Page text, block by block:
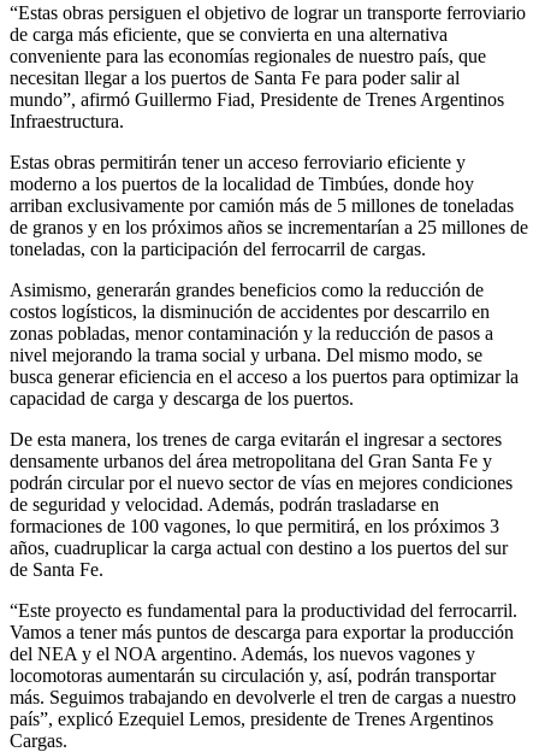
“Estas obras persiguen el objetivo de lograr un transporte ferroviario
de carga más eficiente, que se convierta en una alternativa
conveniente para las economías regionales de nuestro país, que
necesitan llegar a los puertos de Santa Fe para poder salir al
mundo”, afirmó Guillermo Fiad, Presidente de Trenes Argentinos
Infraestructura.
Estas obras permitirán tener un acceso ferroviario eficiente y
moderno a los puertos de la localidad de Timbúes, donde hoy
arriban exclusivamente por camión más de 5 millones de toneladas
de granos y en los próximos años se incrementarían a 25 millones de
toneladas, con la participación del ferrocarril de cargas.
Asimismo, generarán grandes beneficios como la reducción de
costos logísticos, la disminución de accidentes por descarrilo en
zonas pobladas, menor contaminación y la reducción de pasos a
nivel mejorando la trama social y urbana. Del mismo modo, se
busca generar eficiencia en el acceso a los puertos para optimizar la
capacidad de carga y descarga de los puertos.
De esta manera, los trenes de carga evitarán el ingresar a sectores
densamente urbanos del área metropolitana del Gran Santa Fe y
podrán circular por el nuevo sector de vías en mejores condiciones
de seguridad y velocidad. Además, podrán trasladarse en
formaciones de 100 vagones, lo que permitirá, en los próximos 3
años, cuadruplicar la carga actual con destino a los puertos del sur
de Santa Fe.
“Este proyecto es fundamental para la productividad del ferrocarril.
Vamos a tener más puntos de descarga para exportar la producción
del NEA y el NOA argentino. Además, los nuevos vagones y
locomotoras aumentarán su circulación y, así, podrán transportar
más. Seguimos trabajando en devolverle el tren de cargas a nuestro
país”, explicó Ezequiel Lemos, presidente de Trenes Argentinos
Cargas.